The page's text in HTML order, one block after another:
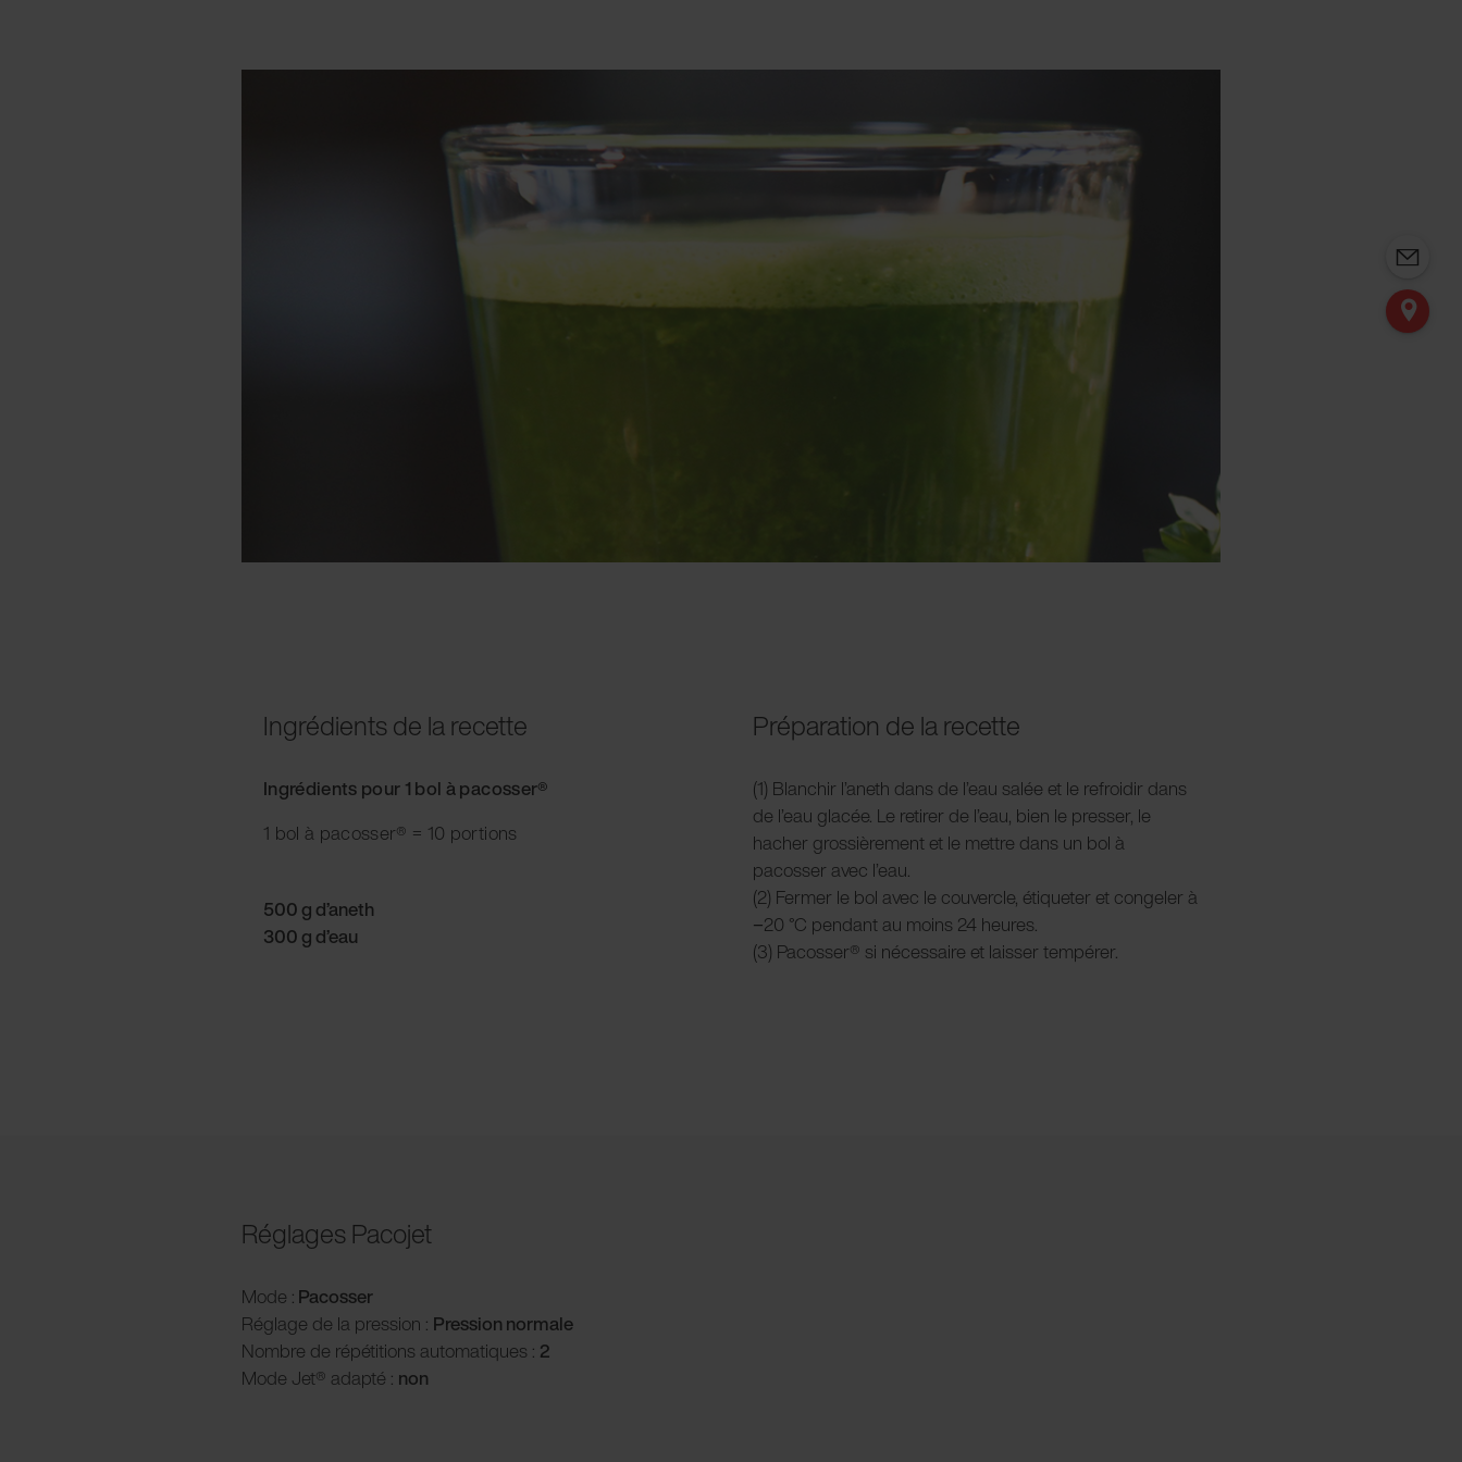
Ingrédients de la recette
Ingrédients pour 1 bol à pacosser®
1 bol à pacosser® = 10 portions
500 g d’aneth
300 g d’eau
Préparation de la recette
(1) Blanchir l’aneth dans de l’eau salée et le refroidir dans
de l’eau glacée. Le retirer de l’eau, bien le presser, le
hacher grossièrement et le mettre dans un bol à
pacosser avec l’eau.
(2) Fermer le bol avec le couvercle, étiqueter et congeler à
−20 °C pendant au moins 24 heures.
(3) Pacosser® si nécessaire et laisser tempérer.
Réglages Pacojet
Mode : Pacosser
Réglage de la pression : Pression normale
Nombre de répétitions automatiques : 2
Mode Jet® adapté : non